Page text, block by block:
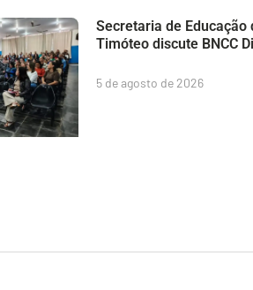
Secretaria de Educação
Timóteo discute BNCC
5 de agosto de 2026